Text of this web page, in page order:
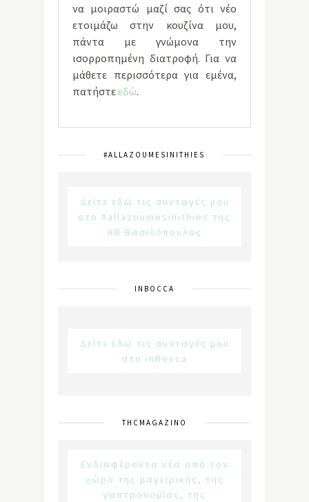
να μοιραστώ μαζί σας ότι νέο
ετοιμάζω στην κουζίνα μου,
πάντα με γνώμονα την
ισορροπημένη διατροφή. Για να
μάθετε περισσότερα για εμένα,
πατήστε εδώ.
#ALLAZOUMESINITHIES
Δείτε εδώ τις συνταγές μου
στο #allazoumesinithies της
ΑΒ Βασιλόπουλος
INBOCCA
Δείτε εδώ τις συνταγές μου
στο inBocca
THCMAGAZINO
Ενδιαφέροντα νέα από τον
χώρο της μαγειρικής, της
γαστρονομίας, της